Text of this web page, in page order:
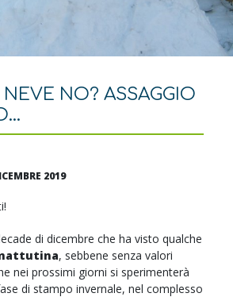
NO? ASSAGGIO
2019
di dicembre che ha visto qualche
, sebbene senza valori
nei prossimi giorni si sperimenterà
di stampo invernale, nel complesso